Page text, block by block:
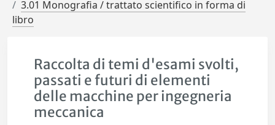
3.01 Monografia / trattato scientifico in forma di
libro
Raccolta di temi d'esami svolti,
passati e futuri di elementi
delle macchine per ingegneria
meccanica